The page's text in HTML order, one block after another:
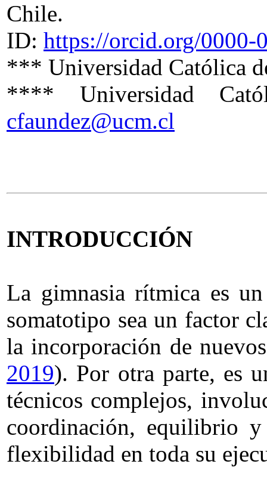
Chile.
ID: https://orcid.org/0000-
*** Universidad Católica
**** Universidad
cfaundez@ucm.cl
INTRODUCCIÓN
La gimnasia rítmica es
somatotipo sea un factor
la incorporación de
2019). Por otra parte, es
técnicos complejos,
coordinación, equilibrio
flexibilidad en toda su